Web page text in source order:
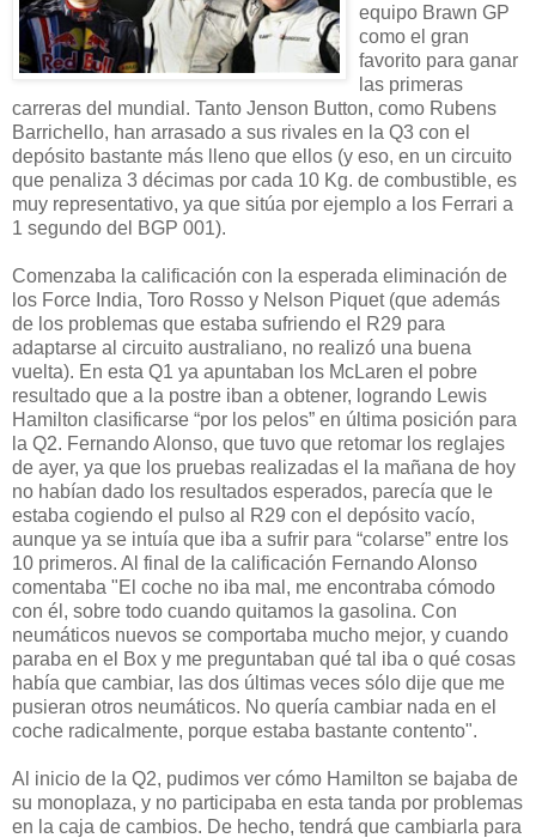
equipo Brawn GP
como el gran
favorito para ganar
las primeras
carreras del mundial. Tanto Jenson Button, como Rubens
Barrichello, han arrasado a sus rivales en la Q3 con el
depósito bastante más lleno que ellos (y eso, en un circuito
que penaliza 3 décimas por cada 10 Kg. de combustible, es
muy representativo, ya que sitúa por ejemplo a los Ferrari a
1 segundo del BGP 001).
Comenzaba la calificación con la esperada eliminación de
los Force India, Toro Rosso y Nelson Piquet (que además
de los problemas que estaba sufriendo el R29 para
adaptarse al circuito australiano, no realizó una buena
vuelta). En esta Q1 ya apuntaban los McLaren el pobre
resultado que a la postre iban a obtener, logrando Lewis
Hamilton clasificarse “por los pelos” en última posición para
la Q2. Fernando Alonso, que tuvo que retomar los reglajes
de ayer, ya que los pruebas realizadas el la mañana de hoy
no habían dado los resultados esperados, parecía que le
estaba cogiendo el pulso al R29 con el depósito vacío,
aunque ya se intuía que iba a sufrir para “colarse” entre los
10 primeros. Al final de la calificación Fernando Alonso
comentaba "El coche no iba mal, me encontraba cómodo
con él, sobre todo cuando quitamos la gasolina. Con
neumáticos nuevos se comportaba mucho mejor, y cuando
paraba en el Box y me preguntaban qué tal iba o qué cosas
había que cambiar, las dos últimas veces sólo dije que me
pusieran otros neumáticos. No quería cambiar nada en el
coche radicalmente, porque estaba bastante contento".
Al inicio de la Q2, pudimos ver cómo Hamilton se bajaba de
su monoplaza, y no participaba en esta tanda por problemas
en la caja de cambios. De hecho, tendrá que cambiarla para